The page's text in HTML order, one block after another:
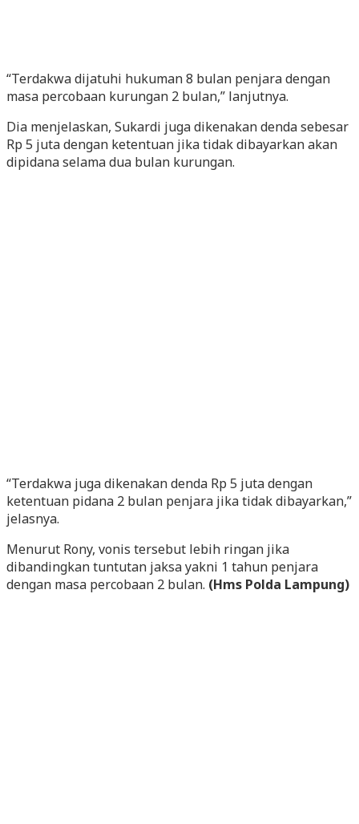
“Terdakwa dijatuhi hukuman 8 bulan penjara dengan
masa percobaan kurungan 2 bulan,” lanjutnya.
Dia menjelaskan, Sukardi juga dikenakan denda sebesar
Rp 5 juta dengan ketentuan jika tidak dibayarkan akan
dipidana selama dua bulan kurungan.
“Terdakwa juga dikenakan denda Rp 5 juta dengan
ketentuan pidana 2 bulan penjara jika tidak dibayarkan,”
jelasnya.
Menurut Rony, vonis tersebut lebih ringan jika
dibandingkan tuntutan jaksa yakni 1 tahun penjara
dengan masa percobaan 2 bulan. (Hms Polda Lampung)